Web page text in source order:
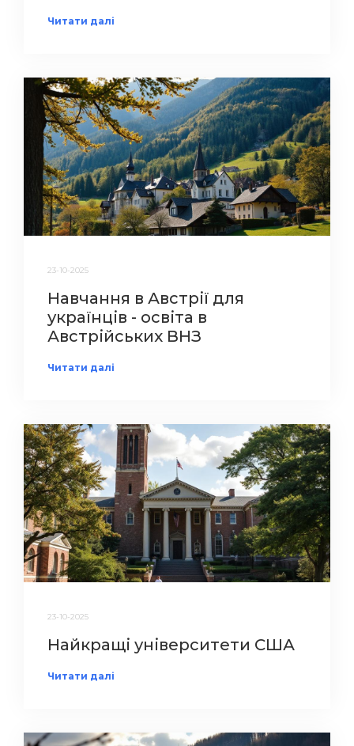
Читати далі
23-10-2025
Навчання в Австрії для
українців - освіта в
Австрійських ВНЗ
Читати далі
23-10-2025
Найкращі університети США
Читати далі